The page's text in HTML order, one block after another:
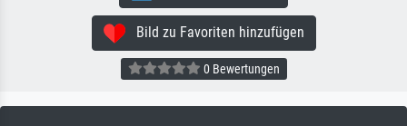
Bild zu Favoriten hinzufügen
0 Bewertungen